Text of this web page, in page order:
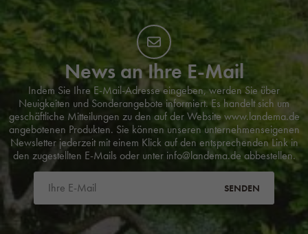
News an Ihre E-Mail
Indem Sie Ihre E-Mail-Adresse eingeben, werden Sie über
Neuigkeiten und Sonderangebote informiert. Es handelt sich um
geschäftliche Mitteilungen zu den auf der Website www.landema.de
angebotenen Produkten. Sie können unseren unternehmenseigenen
Newsletter jederzeit mit einem Klick auf den entsprechenden Link in
den zugestellten E-Mails oder unter info@landema.de abbestellen.
SENDEN